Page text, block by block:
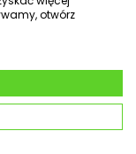
otwórz